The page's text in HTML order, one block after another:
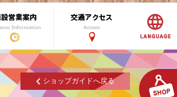
ショップガイドへ戻る